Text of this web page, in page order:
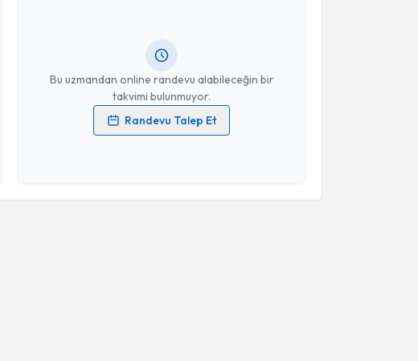
Bu uzmandan online randevu alabileceğin bir
takvimi bulunmuyor.
Randevu Talep Et
Kişisel verilerimin işlenmesine ilişkinAydınlatma Metni